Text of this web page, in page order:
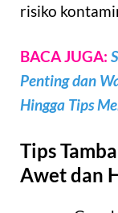
risiko
BACA JUGA:
Penting dan
Hingga Tips
Tips
Awet dan